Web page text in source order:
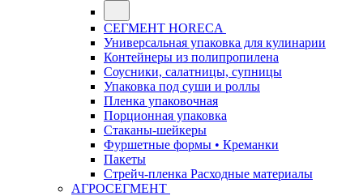
СЕГМЕНТ HORECA
Универсальная упаковка для кулинарии
Контейнеры из полипропилена
Соусники, салатницы, супницы
Упаковка под суши и роллы
Пленка упаковочная
Порционная упаковка
Стаканы-шейкеры
Фуршетные формы • Креманки
Пакеты
Стрейч-пленка Расходные материалы
АГРОСЕГМЕНТ